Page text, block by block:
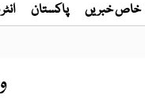
خاص خبریں پاکستان